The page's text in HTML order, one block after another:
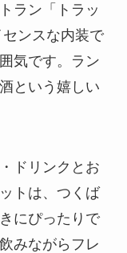
ラン「トラッ
ンスな内装で
気です。ラン
という嬉しい
ドリンクとお
トは、つくば
にぴったりで
みながらフレ